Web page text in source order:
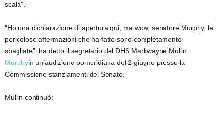
scala”.
“Ho una dichiarazione di apertura qui, ma wow, senatore Murphy, le
pericolose affermazioni che ha fatto sono completamente
sbagliate”, ha detto il segretario del DHS Markwayne Mullin
Murphyin un’audizione pomeridiana del 2 giugno presso la
Commissione stanziamenti del Senato.
Mullin continuò: